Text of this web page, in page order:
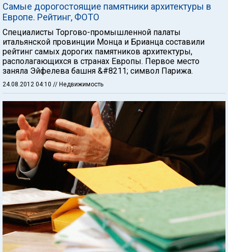
Самые дорогостоящие памятники архитектуры в
Европе. Рейтинг, ФОТО
Специалисты Торгово-промышленной палаты
итальянской провинции Монца и Брианца составили
рейтинг самых дорогих памятников архитектуры,
располагающихся в странах Европы. Первое место
заняла Эйфелева башня &#8211; символ Парижа.
24.08.2012 04:10 // Недвижимость